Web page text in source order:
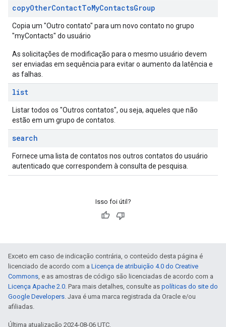
copyOtherContactToMyContactsGroup
Copia um "Outro contato" para um novo contato no grupo
"myContacts" do usuário
As solicitações de modificação para o mesmo usuário devem
ser enviadas em sequência para evitar o aumento da latência e
as falhas.
list
Listar todos os "Outros contatos", ou seja, aqueles que não
estão em um grupo de contatos.
search
Fornece uma lista de contatos nos outros contatos do usuário
autenticado que correspondem à consulta de pesquisa.
Isso foi útil?
Exceto em caso de indicação contrária, o conteúdo desta página é
licenciado de acordo com a Licença de atribuição 4.0 do Creative
Commons, e as amostras de código são licenciadas de acordo com a
Licença Apache 2.0. Para mais detalhes, consulte as políticas do site do
Google Developers. Java é uma marca registrada da Oracle e/ou
afiliadas.
Última atualização 2024-08-06 UTC.